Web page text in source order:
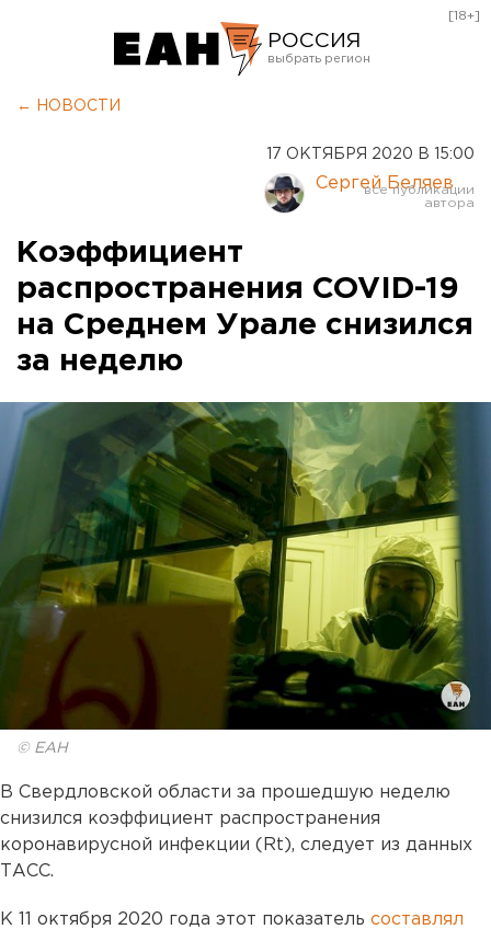
РОССИЯ
Курган
Оренбург
[18+]
← НОВОСТИ
17 ОКТЯБРЯ 2020 В 15:00
Сергей Беляев
Коэффициент
распространения COVID-19
на Среднем Урале снизился
за неделю
© ЕАН
В Свердловской области за прошедшую неделю
снизился коэффициент распространения
коронавирусной инфекции (Rt), следует из данных
ТАСС.
К 11 октября 2020 года этот показатель составлял